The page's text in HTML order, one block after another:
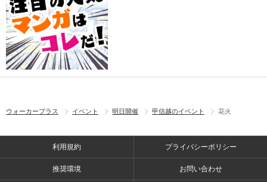
ウォーカープラス イベント 明日開催 甲信越のイベント 花火
利用規約 プライバシーポリシー
推奨環境 お問い合わせ